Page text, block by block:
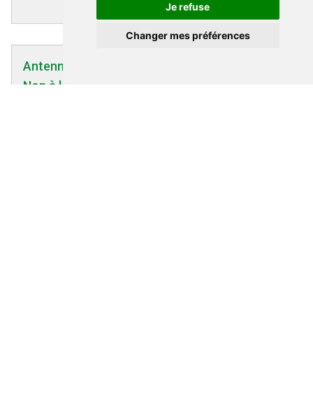
Je refuse
Changer mes préférences
Antennes-relais | 14/03/2025
Non à la pose d'une antenne relais près de